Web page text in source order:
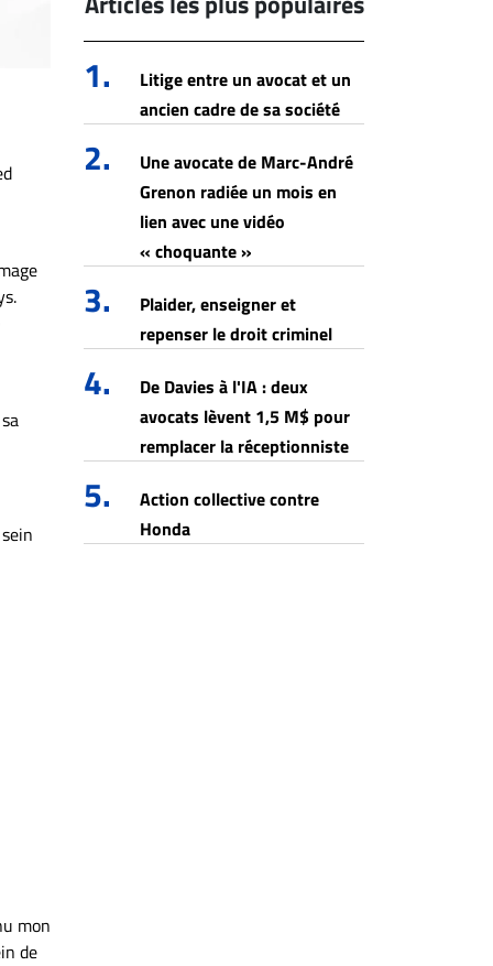
mon
de
1.
Litige entre un avocat et un
ancien cadre de sa société
2.
Une avocate de Marc-André
Grenon radiée un mois en
lien avec une vidéo
« choquante »
3.
Plaider, enseigner et
repenser le droit criminel
4.
De Davies à l'IA : deux
avocats lèvent 1,5 M$ pour
remplacer la réceptionniste
5.
Action collective contre
Honda